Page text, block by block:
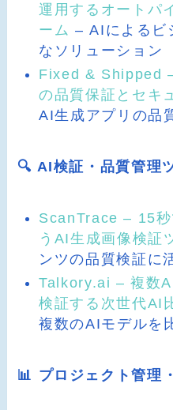
運用するオートパ
ーム – AIによるビ
なソリューション
Fixed & Shipped
の品質保証とセキ
AI生成アプリの品
🔍 AI検証・品質管理
ScanTrace – 15秒
うAI生成画像検証
ンツの品質検証に
Talkory.ai – 複数
検証する次世代AI
複数のAIモデルを
📊 プロジェクト管理